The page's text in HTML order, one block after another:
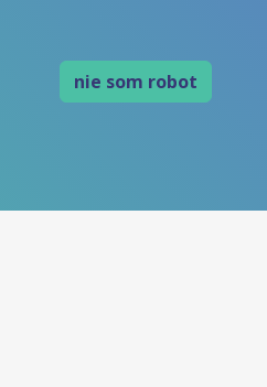
nie som robot